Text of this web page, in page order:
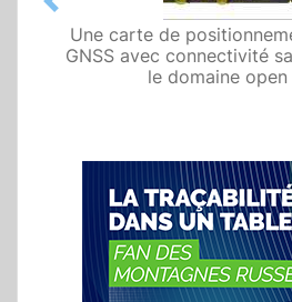
Une carte de
GNSS avec connectivité
le domaine
Previous